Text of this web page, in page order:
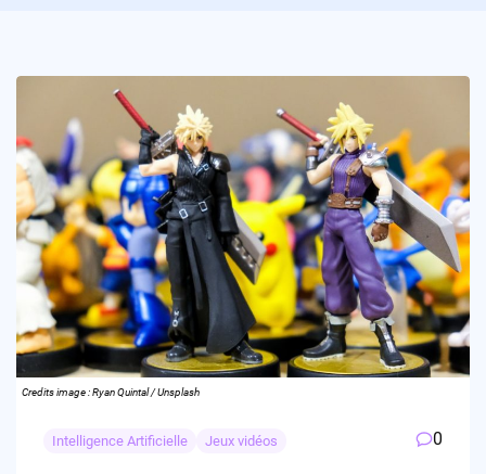
Credits image : Ryan Quintal / Unsplash
Intelligence Artificielle Jeux vidéos 0